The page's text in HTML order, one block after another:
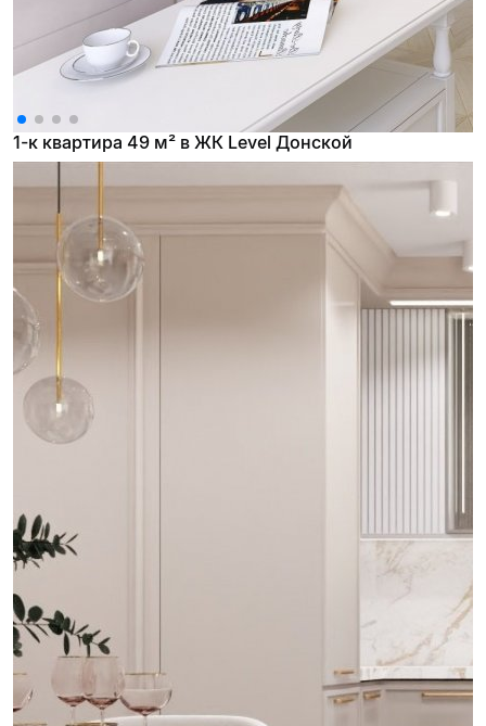
1-к квартира 49 м² в ЖК Level Донской